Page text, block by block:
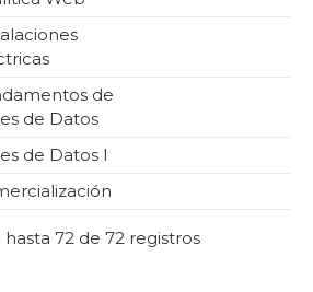
de
de Datos
de Datos I
72 de 72 registros